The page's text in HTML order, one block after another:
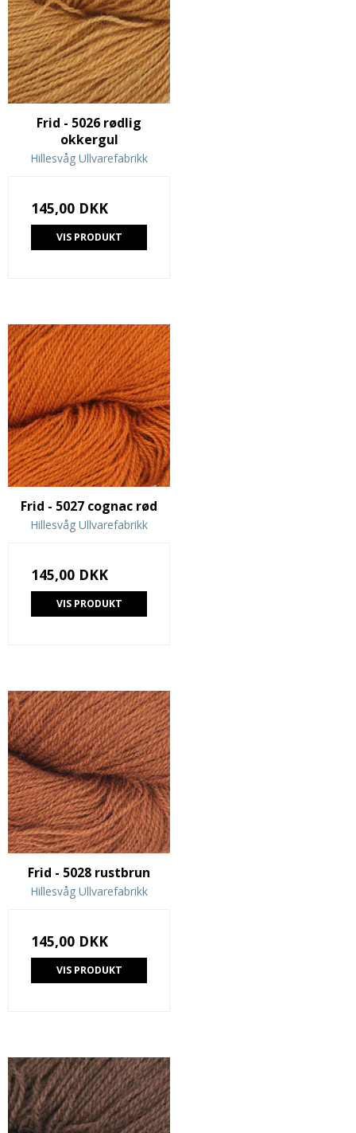
Frid - 5026 rødlig
okkergul
Hillesvåg Ullvarefabrikk
145,00 DKK
VIS PRODUKT
Frid - 5027 cognac rød
Hillesvåg Ullvarefabrikk
145,00 DKK
VIS PRODUKT
Frid - 5028 rustbrun
Hillesvåg Ullvarefabrikk
145,00 DKK
VIS PRODUKT